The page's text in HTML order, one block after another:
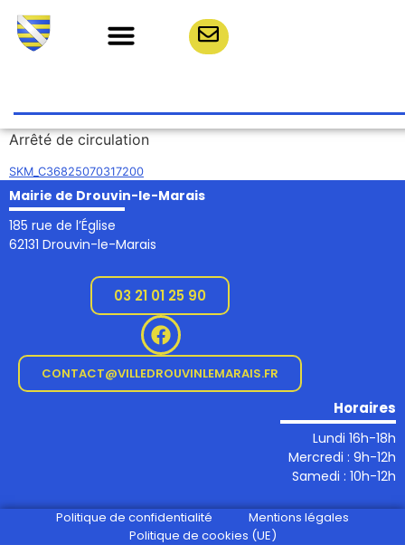
Arrêté de circulation
SKM_C36825070317200
Mairie de Drouvin-le-Marais
185 rue de l’Église
62131 Drouvin-le-Marais
03 21 01 25 90
CONTACT@VILLEDROUVINLEMARAIS.FR
Horaires
Lundi 16h-18h
Mercredi : 9h-12h
Samedi : 10h-12h
Politique de confidentialité
Mentions légales
Politique de cookies (UE)